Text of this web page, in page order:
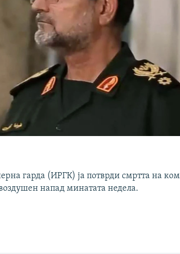
гарда (ИРГК) ја потврди смртта на
напад минатата недела.